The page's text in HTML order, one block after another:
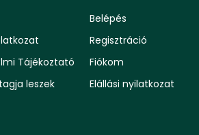
Tájékoztató
leszek
Belépés
Regisztráció
Fiókom
Elállási nyilatkozat